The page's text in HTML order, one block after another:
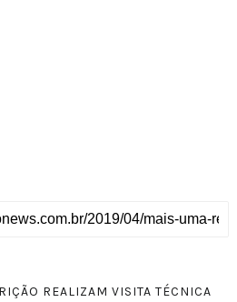
REALIZAM VISITA TÉCNICA